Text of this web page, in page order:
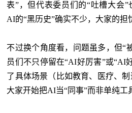
表”，但代表委员们的“吐槽大会
AI的“黑历史”确实不少，大家的担
不过换个角度看，问题虽多，但“
员们不只停留在“AI好厉害”或“AI
了具体场景（比如教育、医疗、
大家开始把AI当“同事”而非单纯工